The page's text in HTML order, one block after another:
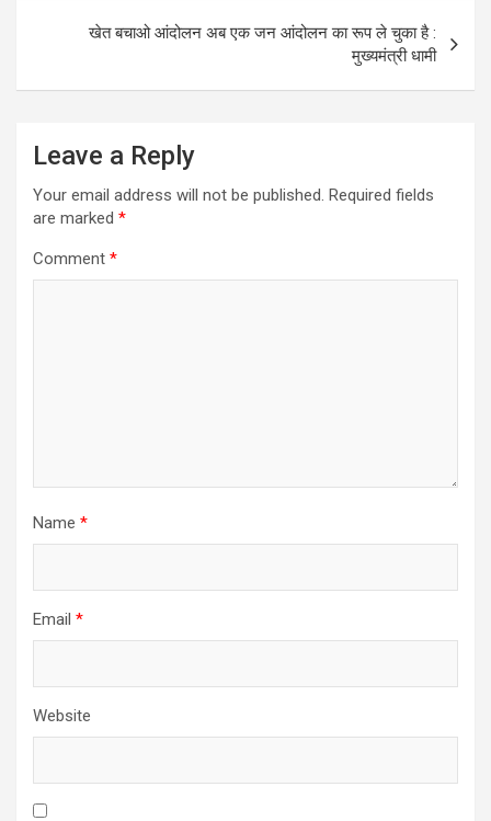
खेत बचाओ आंदोलन अब एक जन आंदोलन का रूप ले चुका है :
मुख्यमंत्री धामी
Leave a Reply
Your email address will not be published. Required fields
are marked *
Comment *
Name *
Email *
Website